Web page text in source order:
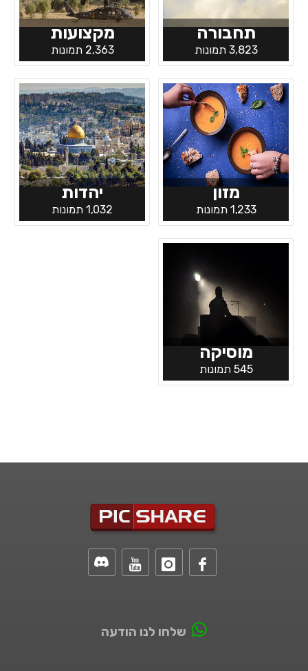
תחבורה
3,823 תמונות
מקצועות
2,363 תמונות
מזון
1,233 תמונות
יהדות
1,032 תמונות
מוסיקה
545 תמונות
שלחו לנו הודעה